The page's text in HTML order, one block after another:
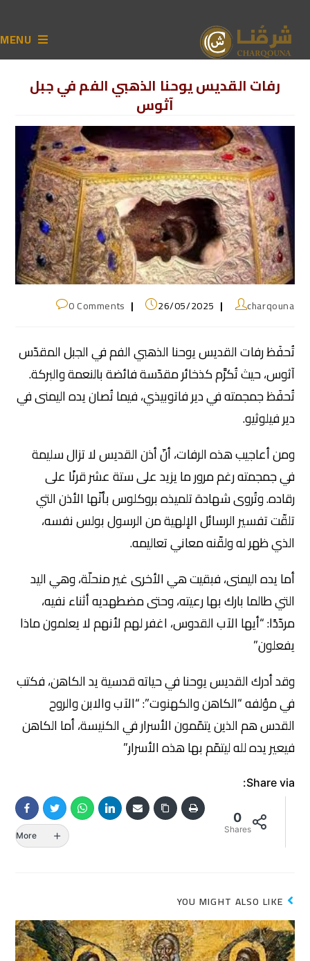
MENU
رفات القديس يوحنا الذهبي الفم في جبل
آثوس
charqouna
26/05/2025
0 Comments
تُحفَظ رفات القديس يوحنا الذهبي الفم في الجبل المقدّس
آثوس، حيث تُكرَّم كذخائر مقدّسة فائضة بالنعمة والبركة.
تُحفَظ جمجمته في دير فاتوبيذي، فيما تُصان يده اليمنى في
دير فيلوثيو.
ومن أعاجيب هذه الرفات، أنّ أذن القديس لا تزال سليمة
في جمجمته رغم مرور ما يزيد على ستة عشر قرنًا على
رقاده. وتُروى شهادة تلميذه بروكلوس بأنّها الأذن التي
تلقّت تفسير الرسائل الإلهية من الرسول بولس نفسه،
الذي ظهر له ولقّنه معاني تعاليمه.
أما يده اليمنى، فبقيت هي الأخرى غير منحلّة، وهي اليد
التي طالما بارك بها رعيته، وحتى مضطهديه أثناء نفيه،
مردّدًا: “أيها الآب القدوس، اغفر لهم لأنهم لا يعلمون ماذا
يفعلون.”
وقد أدرك القديس يوحنا في حياته قدسية يد الكاهن، فكتب
في مؤلفه “الكاهن والكهنوت”: “الآب والابن والروح
القدس هم الذين يتمّمون الأسرار في الكنيسة، أما الكاهن
فيعير يده لله ليتمّم بها هذه الأسرار.”
Share via:
0
Shares
More
YOU MIGHT ALSO LIKE